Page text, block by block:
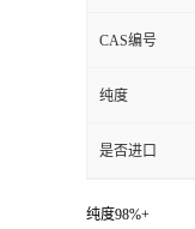
CAS编号
纯度
是否进口
纯度98%+